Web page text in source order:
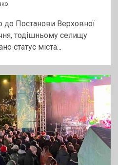
до Постанови Верховної
тодішньому селищу
статус міста...